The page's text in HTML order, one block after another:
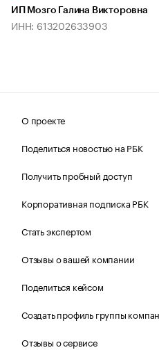
ИП Мозго Галина Викторовна
ИНН: 613202633903
О проекте
Поделиться новостью на РБК
Получить пробный доступ
Корпоративная подписка РБК
Стать экспертом
Отзывы о вашей компании
Поделиться кейсом
Создать профиль группы
Отзывы о сервисе